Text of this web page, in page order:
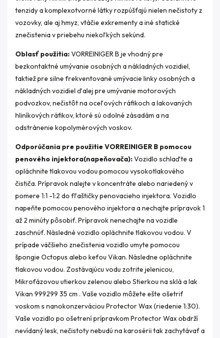
tenzidy a komplexotvorné látky rozpúšťajú nielen nečistoty z
vozovky, ale aj hmyz, vtáčie exkrementy a iné statické
znečistenia v priebehu niekoľkých sekúnd.
Oblasť použitia:VORREINIGER B je vhodný pre
bezkontaktné umývanie osobných a nákladných vozidiel,
taktiež pre silne frekventované umývacie linky osobných a
nákladných vozidiel ďalej pre umývanie motorových
podvozkov, nečistôt na oceľových ráfikoch a lakovaných
hliníkových ráfikov, ktoré sú odolné zásadám a na
odstránenie kopolymérových voskov.
Odporúčania pre použitie VORREINIGER B pomocou
penového injektora(napeňovača):Vozidlo schlaďte a
opláchnite tlakovou vodou pomocou vysokotlakového
čističa. Prípravok nalejte v koncentráte alebo nariedený v
pomere 1:1 -1:2 do fľaštičky penovacieho injektora. Vozidlo
napeňte pomocou penového injektora a nechajte prípravok 1
až 2 minúty pôsobiť. Prípravok nenechajte na vozidle
zaschnúť. Následné vozidlo opláchnite tlakovou vodou. V
prípade väčšieho znečistenia vozidlo umyte pomocou
špongie Octopus alebo kefou Vikan. Následne opláchnite
tlakovou vodou. Zostávajúcu vodu zotrite jelenicou,
Mikrofázovou utierkou zelenou alebo Stierkou na sklá a lak
Vikan 999299 35 cm . Vaše vozidlo môžete ešte ošetriť
voskom s nanokonzerváciou Protector Wax (riedenie 1:30).
Vaše vozidlo po ošetrení prípravkom Protector Wax obdrží
nevídaný lesk, nečistoty nebudú na karosérii tak zachytávať a